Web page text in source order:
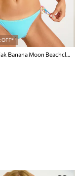
OFF*
Kupaći grudnjak Banana Moon Beachclub